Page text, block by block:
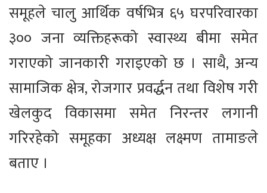
समूहले चालु आर्थिक वर्षभित्र ६५ घरपरिवारका
३०० जना व्यक्तिहरूको स्वास्थ्य बीमा समेत
गराएको जानकारी गराइएको छ । साथै, अन्य
सामाजिक क्षेत्र, रोजगार प्रवर्द्धन तथा विशेष गरी
खेलकुद विकासमा समेत निरन्तर लगानी
गरिरहेको समूहका अध्यक्ष लक्ष्मण तामाङले
बताए ।